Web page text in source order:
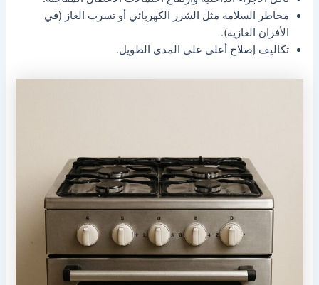
مخاطر السلامة مثل الشرر الكهربائي أو تسرب الغاز (في
الأفران الغازية).
تكاليف إصلاح أعلى على المدى الطويل.